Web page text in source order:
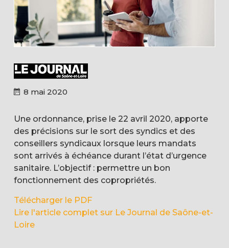
8 mai 2020
Une ordonnance, prise le 22 avril 2020, apporte
des précisions sur le sort des syndics et des
conseillers syndicaux lorsque leurs mandats
sont arrivés à échéance durant l’état d’urgence
sanitaire. L’objectif : permettre un bon
fonctionnement des copropriétés.
Télécharger le PDF
Lire l'article complet sur Le Journal de Saône-et-
Loire